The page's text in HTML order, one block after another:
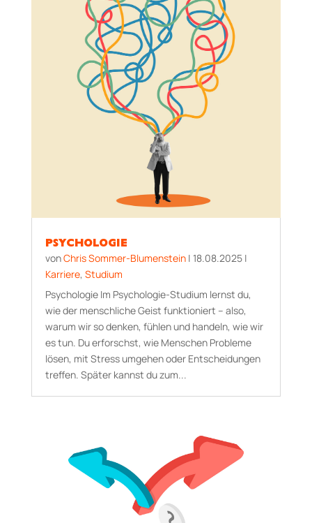
PSYCHOLOGIE
vonChris Sommer-Blumenstein| 18.08.2025|
Karriere, Studium
Psychologie Im Psychologie-Studium lernst du,
wie der menschliche Geist funktioniert – also,
warum wir so denken, fühlen und handeln, wie wir
es tun. Du erforschst, wie Menschen Probleme
lösen, mit Stress umgehen oder Entscheidungen
treffen. Später kannst du zum...